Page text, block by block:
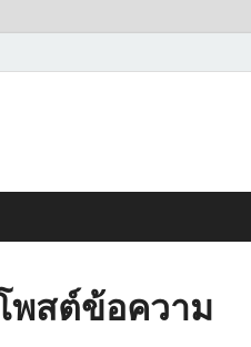
พสต์ข้อความ